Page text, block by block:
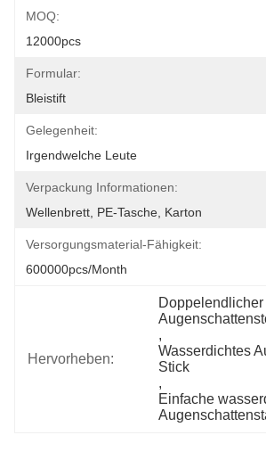
MOQ:
12000pcs
Formular:
Bleistift
Gelegenheit:
Irgendwelche Leute
Verpackung Informationen:
Wellenbrett, PE-Tasche, Karton
Versorgungsmaterial-Fähigkeit:
600000pcs/month
Hervorheben:
Doppelendlicher
,
Wasserdichtes
Stick
,
Einfache